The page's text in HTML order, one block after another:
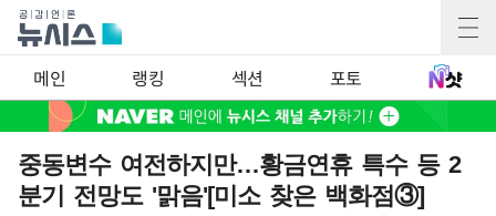
메인 랭킹 섹션 포토
중동변수 여전하지만…황금연휴 특수 등 2
분기 전망도 '맑음'[미소 찾은 백화점③]